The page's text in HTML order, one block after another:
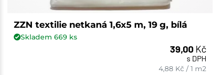
ZZN textilie netkaná 1,6x5 m, 19 g, bílá
Skladem 669 ks
39,00 Kč
s DPH
4,88 Kč /1 m2